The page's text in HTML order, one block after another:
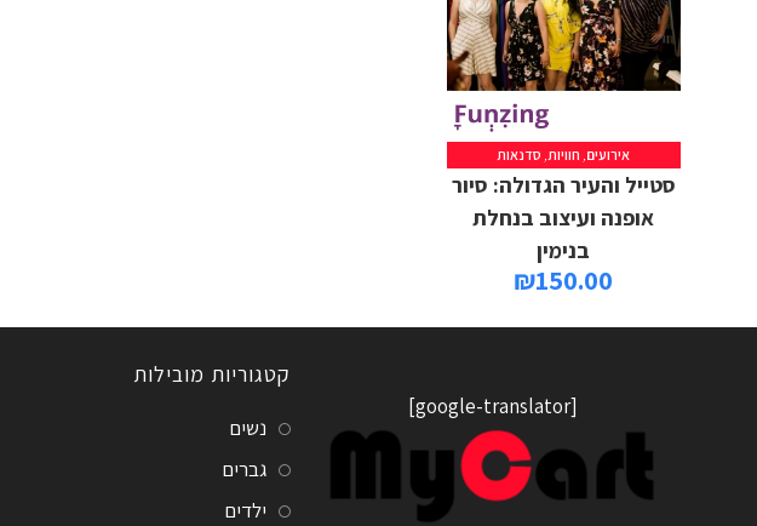
אירועים, חוויות, סדנאות
סטייל והעיר הגדולה: סיור
אופנה ועיצוב בנחלת
בנימין
₪150.00
[google-translator]
קטגוריות מובילות
נשים
גברים
ילדים